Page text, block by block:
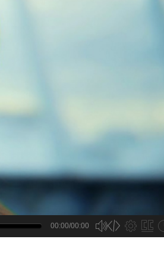
00:00/00:00